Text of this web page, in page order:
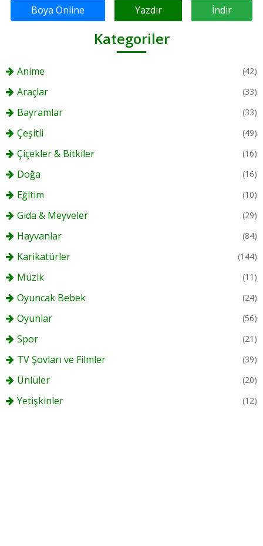
Boya Online Yazdır İndir
Kategoriler
Anime (42)
Araçlar (33)
Bayramlar (33)
Çeşitli (49)
Çiçekler & Bitkiler (16)
Doğa (16)
Eğitim (10)
Gıda & Meyveler (29)
Hayvanlar (84)
Karikatürler (144)
Müzik (11)
Oyuncak Bebek (24)
Oyunlar (56)
Spor (21)
TV Şovları ve Filmler (39)
Ünlüler (20)
Yetişkinler (12)